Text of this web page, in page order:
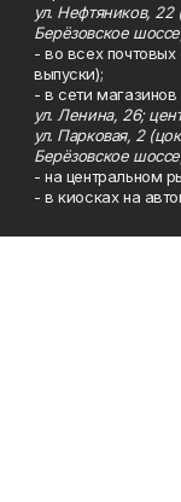
ул. Нефтяников, 22
Берёзовское
- во всех почтовых
выпуски);
- в сети магазинов
ул. Ленина, 26;
ул. Парковая, 2
Берёзовское
- на центральном
- в киосках на
Телефон